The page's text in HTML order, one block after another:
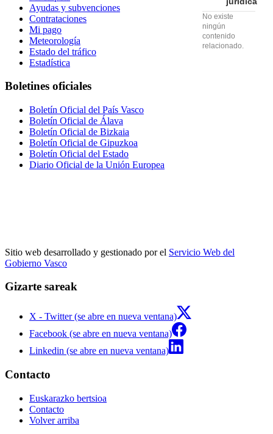
No existe
ningún
contenido
relacionado.
Ayudas y subvenciones
Contrataciones
Mi pago
Meteorología
Estado del tráfico
Estadística
Boletines oficiales
Boletín Oficial del País Vasco
Boletín Oficial de Álava
Boletín Oficial de Bizkaia
Boletín Oficial de Gipuzkoa
Boletín Oficial del Estado
Diario Oficial de la Unión Europea
Sitio web desarrollado y gestionado por el Servicio Web del
Gobierno Vasco
Gizarte sareak
X - Twitter (se abre en nueva ventana)
Facebook (se abre en nueva ventana)
Linkedin (se abre en nueva ventana)
Contacto
Euskarazko bertsioa
Contacto
Volver arriba